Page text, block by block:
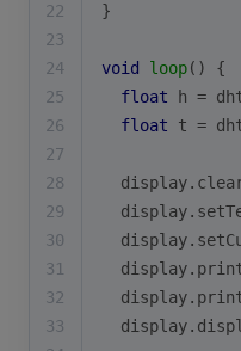
22
}
23
24
void loop()
{
25
float h =
26
float t =
27
28
  display.
29
  display.
30
  display.
31
  display.
32
  display.
33
  display.